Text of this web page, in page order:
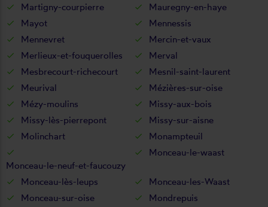
Martigny-courpierre
Mauregny-en-haye
Mayot
Mennessis
Mennevret
Mercin-et-vaux
Merlieux-et-fouquerolles
Merval
Mesbrecourt-richecourt
Mesnil-saint-laurent
Meurival
Mézières-sur-oise
Mézy-moulins
Missy-aux-bois
Missy-lès-pierrepont
Missy-sur-aisne
Molinchart
Monampteuil
Monceau-le-neuf-et-faucouzy
Monceau-le-waast
Monceau-lès-leups
Monceau-les-Waast
Monceau-sur-oise
Mondrepuis